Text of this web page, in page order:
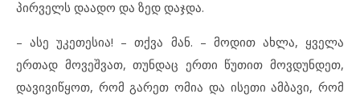
პირველს დაადო და ზედ დაჯდა.
– ასე უკეთესია! – თქვა მან. – მოდით ახლა, ყველა
ერთად მოვეშვათ, თუნდაც ერთი წუთით მოვდუნდეთ,
დავივიწყოთ, რომ გარეთ ომია და ისეთი ამბავი, რომ